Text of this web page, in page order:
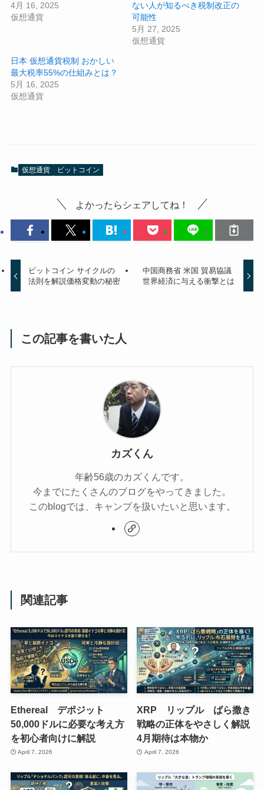
4月 16, 2025
仮想通貨
ない人が知るべき税制改正の
可能性
5月 27, 2025
仮想通貨
日本 仮想通貨税制 おかしい
最大税率55%の仕組みとは？
5月 16, 2025
仮想通貨
仮想通貨 ビットコイン
よかったらシェアしてね！
ビットコイン サイクルの
法則を解説価格変動の秘密
中国商務省 米国 貿易協議
世界経済に与える衝撃とは
この記事を書いた人
カズくん
年齢56歳のカズくんです。
今までにたくさんのブログをやってきました。
このblogでは、キャンプを扱いたいと思います。
関連記事
Ethereal デポジット
50,000ドルに必要な考え方
を初心者向けに解説
April 7, 2026
XRP リップル ばら撒き
戦略の正体をやさしく解説
4月期待は本物か
April 7, 2026